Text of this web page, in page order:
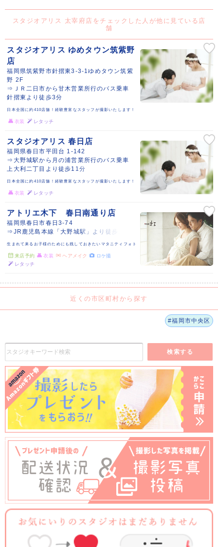
スタジオアリス 太宰府店をチェックした人が他に見ている店
舗
スタジオアリス ゆめタウン筑紫野
店
福岡県筑紫野市針摺東3-3-1ゆめタウン筑紫
野 2F
⇒ＪＲ二日市から甘木営業所行のバス乗車
針摺東より徒歩3分
日本全国に約410店舗！経験豊富なスタッフが撮影いたします！
衣装 レタッチ
スタジオアリス 春日店
福岡県春日市平田台 1-142
⇒大野城駅から月の浦営業所行のバス乗車
上大利二丁目より徒歩11分
日本全国に約410店舗！経験豊富なスタッフが撮影いたします！
衣装 レタッチ
アトリエ木下 春日南通り店
福岡県春日市春日3-74
⇒JR鹿児島本線「大野城駅」より徒歩15分
生まれて来るお子様のためにも残しておきたいマタニティフォト
来店予約 衣装 ヘアメイク
ロケ撮
レタッチ
近くの市区町村から探す
#福岡市中央区
検索する